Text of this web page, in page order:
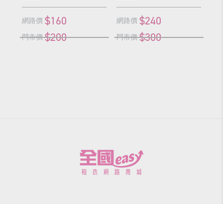
網路價 $160
門市價 $200
網路價 $240
門市價 $300